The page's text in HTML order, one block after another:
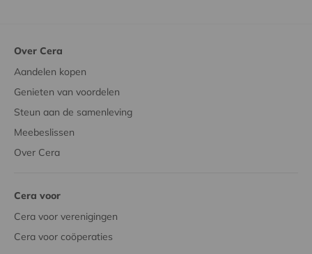
Over Cera
Aandelen kopen
Genieten van voordelen
Steun aan de samenleving
Meebeslissen
Over Cera
Cera voor
Cera voor verenigingen
Cera voor coöperaties